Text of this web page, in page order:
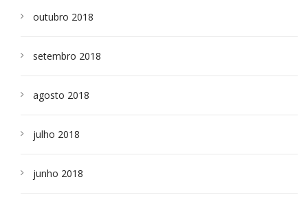
outubro 2018
setembro 2018
agosto 2018
julho 2018
junho 2018